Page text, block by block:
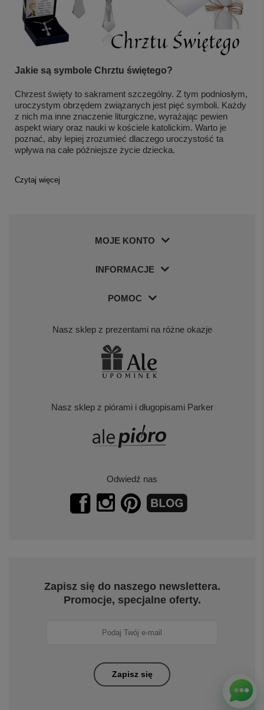
Jakie są symbole Chrztu świętego?
Chrzest święty to sakrament szczególny. Z tym podniosłym,
uroczystym obrzędem związanych jest pięć symboli. Każdy
z nich ma inne znaczenie liturgiczne, wyrażając pewien
aspekt wiary oraz nauki w kościele katolickim. Warto je
poznać, aby lepiej zrozumieć dlaczego uroczystość ta
wpływa na całe późniejsze życie dziecka.
Czytaj więcej
MOJE KONTO
INFORMACJE
POMOC
Nasz sklep z prezentami na różne okazje
Nasz sklep z piórami i długopisami Parker
Odwiedź nas
Zapisz się do naszego newslettera.
Promocje, specjalne oferty.
Zapisz się